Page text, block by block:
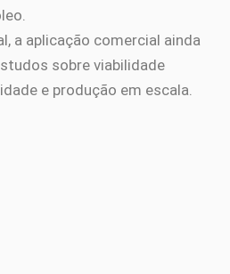
a aplicação comercial ainda
sobre viabilidade
e produção em escala.